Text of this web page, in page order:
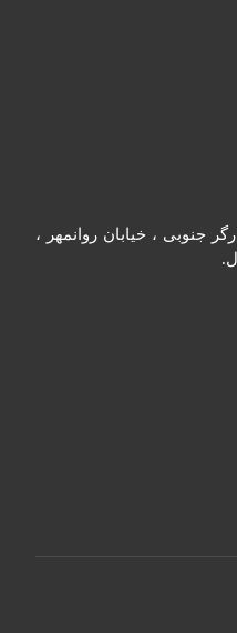
جنوبی ، خیابان روانمهر ،